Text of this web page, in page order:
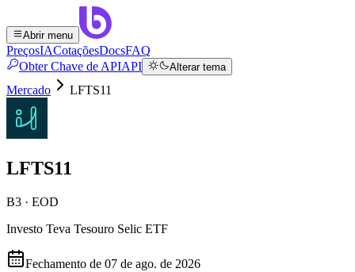
Abrir menu
PreçosIACotaçõesDocsFAQ
Obter Chave de APIAPI Alterar tema
Mercado LFTS11
LFTS11
B3 · EOD
Investo Teva Tesouro Selic ETF
Fechamento de 07 de ago. de 2026